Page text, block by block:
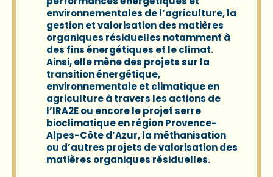
environnementales de l’agriculture, la
gestion et valorisation des matières
organiques résiduelles notamment à
des fins énergétiques et le climat.
Ainsi, elle mène des projets sur la
transition énergétique,
environnementale et climatique en
agriculture à travers les actions de
l’IRA2E ou encore le projet serre
bioclimatique en région Provence-
Alpes-Côte d’Azur, la méthanisation
ou d’autres projets de valorisation des
matières organiques résiduelles.